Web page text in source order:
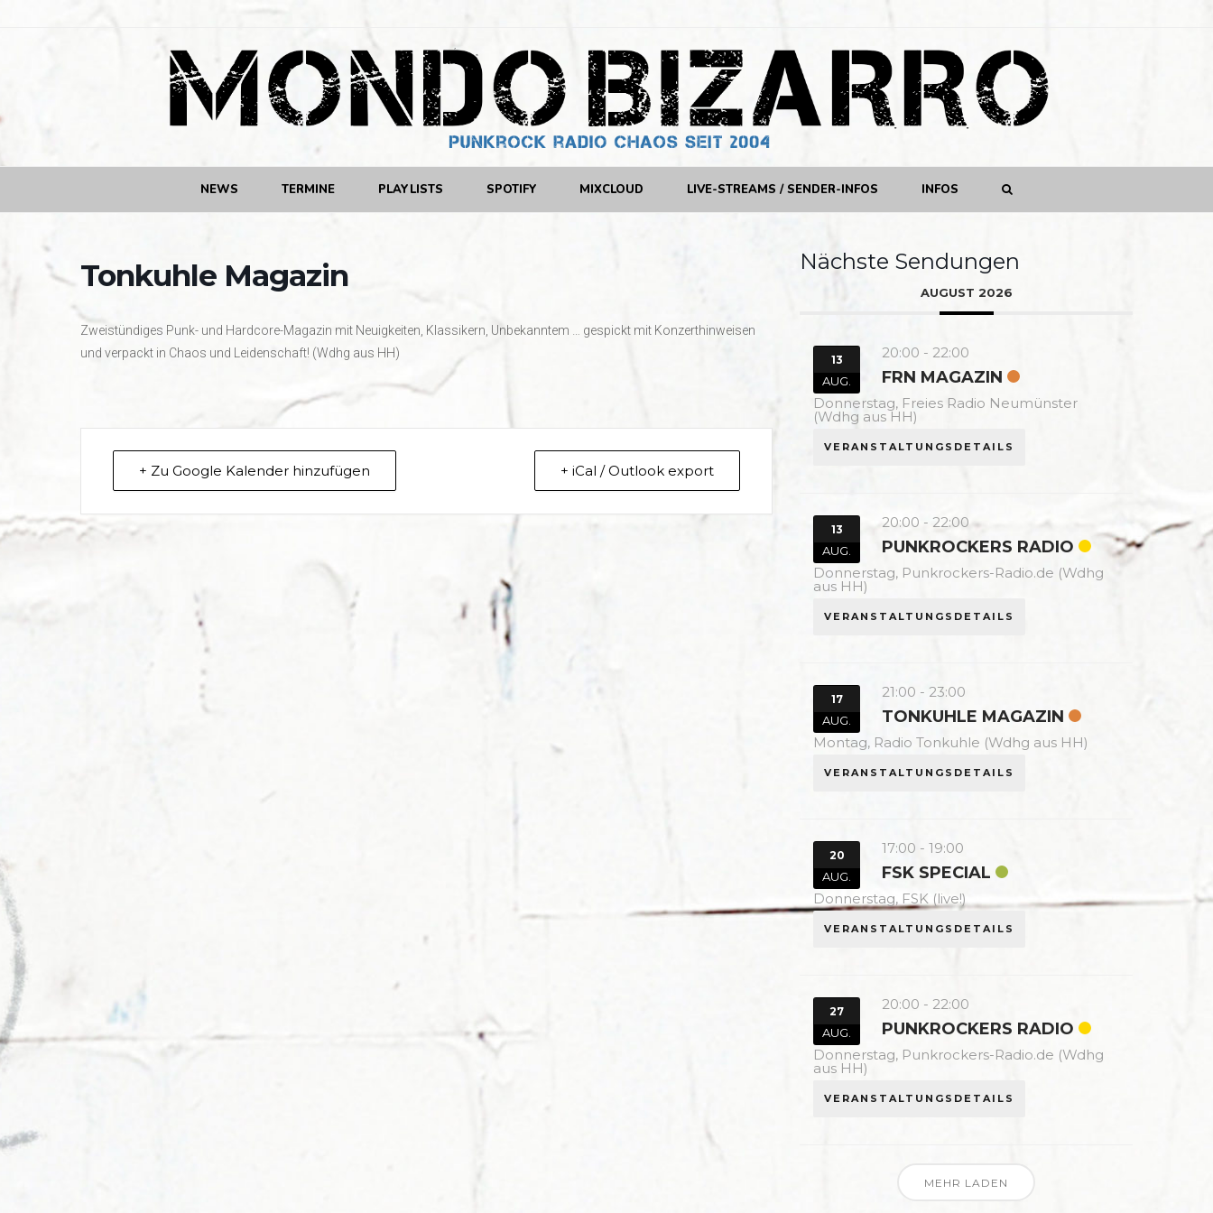
NEWS TERMINE PLAYLISTS SPOTIFY MIXCLOUD LIVE-STREAMS / SENDER-INFOS INFOS
Tonkuhle Magazin
Zweistündiges Punk- und Hardcore-Magazin mit Neuigkeiten, Klassikern, Unbekanntem … gespickt mit Konzerthinweisen
und verpackt in Chaos und Leidenschaft! (Wdhg aus HH)
+ Zu Google Kalender hinzufügen + iCal / Outlook export
Nächste Sendungen
AUGUST 2026
13
AUG.
20:00 - 22:00
FRN MAGAZIN
Donnerstag, Freies Radio Neumünster
(Wdhg aus HH)
VERANSTALTUNGSDETAILS
13
AUG.
20:00 - 22:00
PUNKROCKERS RADIO
Donnerstag, Punkrockers-Radio.de (Wdhg
aus HH)
VERANSTALTUNGSDETAILS
17
AUG.
21:00 -23:00
TONKUHLE MAGAZIN
Montag, Radio Tonkuhle (Wdhg aus HH)
VERANSTALTUNGSDETAILS
20
AUG.
17:00 -19:00
FSK SPECIAL
Donnerstag, FSK (live!)
VERANSTALTUNGSDETAILS
27
AUG.
20:00 - 22:00
PUNKROCKERS RADIO
Donnerstag, Punkrockers-Radio.de (Wdhg
aus HH)
VERANSTALTUNGSDETAILS
MEHR LADEN